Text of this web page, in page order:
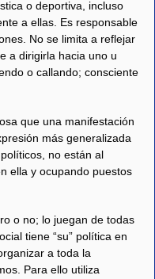
o deportiva, incluso
a ellas. Es responsable
No se limita a reflejar
a dirigirla hacia uno u
o callando; consciente
que una manifestación
más generalizada
no están al
ella y ocupando puestos
o no; lo juegan de todas
tiene “su” política en
a toda la
Para ello utiliza